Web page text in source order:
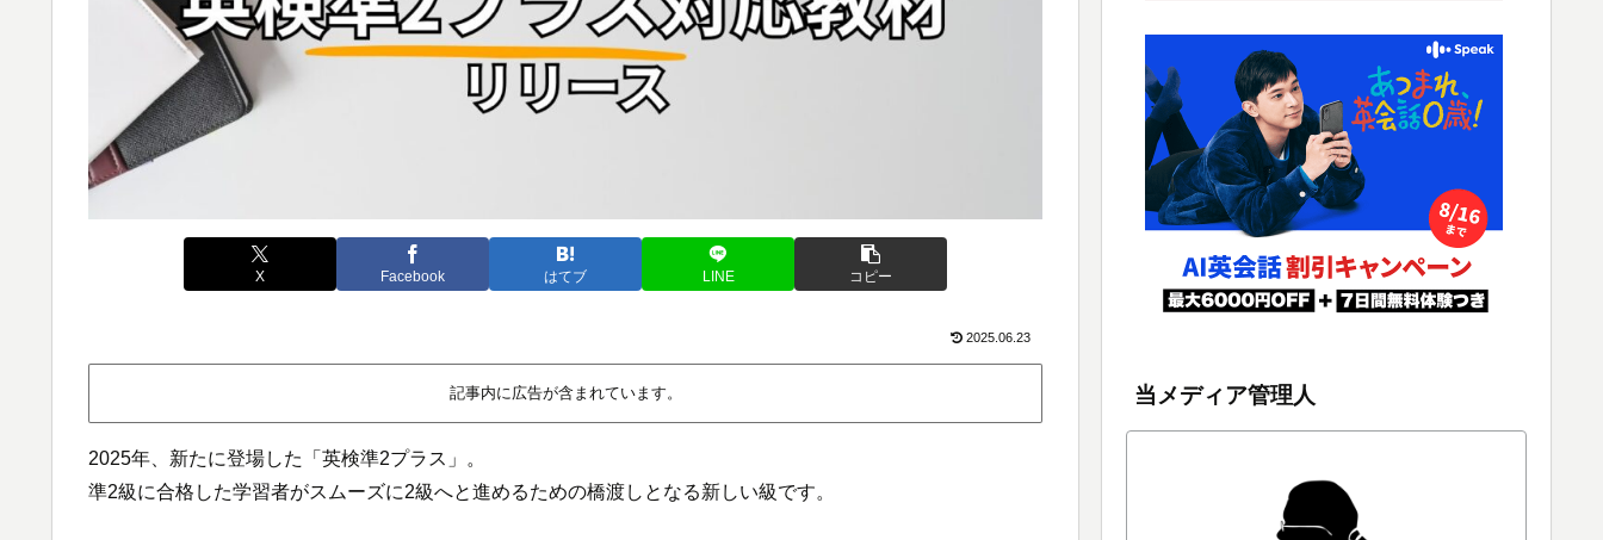
X Facebook はてブ LINE コピー
2025.06.23
記事内に広告が含まれています。
2025年、新たに登場した「英検準2プラス」。
準2級に合格した学習者がスムーズに2級へと進めるための橋渡しとなる新しい級です。
当メディア管理人